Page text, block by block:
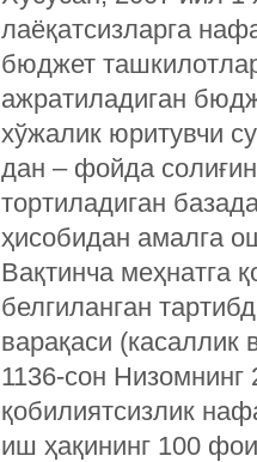
лаёқатсизларга
бюджет
ажратиладиган
хўжалик юритувчи
дан – фойда
тортиладиган
ҳисобидан амалга
Вақтинча меҳнатга
белгиланган
варақаси (касаллик
1136-сон Низомнинг
қобилиятсизлик
иш ҳақининг 100